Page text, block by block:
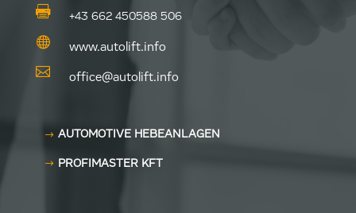
 +43 662 450588 506
 www.autolift.info
 office@autolift.info
AUTOMOTIVE HEBEANLAGEN
PROFIMASTER KFT